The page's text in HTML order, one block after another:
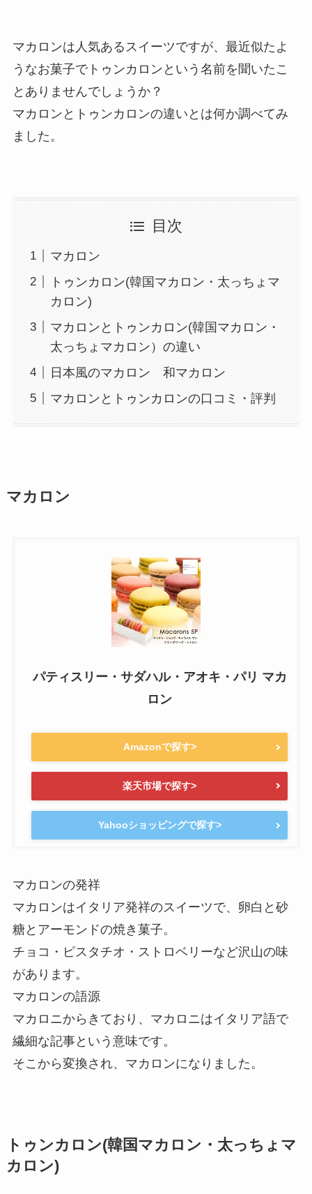
マカロンは人気あるスイーツですが、最近似たよ
うなお菓子でトゥンカロンという名前を聞いたこ
とありませんでしょうか？
マカロンとトゥンカロンの違いとは何か調べてみ
ました。
目次
マカロン
トゥンカロン(韓国マカロン・太っちょマ
カロン)
マカロンとトゥンカロン(韓国マカロン・
太っちょマカロン）の違い
日本風のマカロン 和マカロン
マカロンとトゥンカロンの口コミ・評判
マカロン
パティスリー・サダハル・アオキ・パリ マカ
ロン
Amazonで探す>
楽天市場で探す>
Yahooショッピングで探す>
マカロンの発祥
マカロンはイタリア発祥のスイーツで、卵白と砂
糖とアーモンドの焼き菓子。
チョコ・ピスタチオ・ストロベリーなど沢山の味
があります。
マカロンの語源
マカロニからきており、マカロニはイタリア語で
繊細な記事という意味です。
そこから変換され、マカロンになりました。
トゥンカロン(韓国マカロン・太っちょマ
カロン)